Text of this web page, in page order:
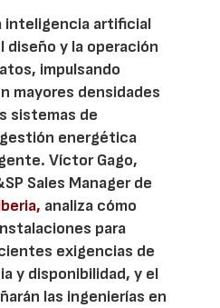
inteligencia artificial
y la operación
impulsando
mayores densidades
sistemas de
energética
Víctor Gago,
Sales Manager de
analiza cómo
para
exigencias de
y disponibilidad, y el
las ingenierías en